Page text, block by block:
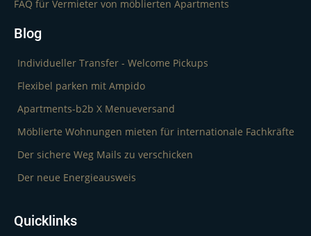
FAQ für Vermieter von möblierten Apartments
Blog
Individueller Transfer - Welcome Pickups
Flexibel parken mit Ampido
Apartments-b2b X Menueversand
Möblierte Wohnungen mieten für internationale Fachkräfte
Der sichere Weg Mails zu verschicken
Der neue Energieausweis
Quicklinks